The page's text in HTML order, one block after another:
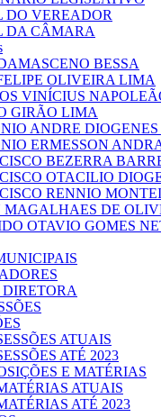
DO VEREADOR
DA CÂMARA
BESSA
OLIVEIRA LIMA
VINÍCIUS
GIRÃO LIMA
ANDRE
ERMESSON
BEZERRA
OTACILIO
RENNIO
DE
OTAVIO GOMES
ATUAIS
ATÉ 2023
E MATÉRIAS
ATUAIS
ATÉ 2023